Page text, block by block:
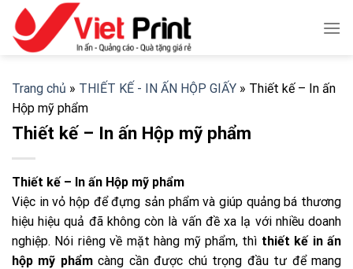
Skip
content
Trang chủ » THIẾT KẾ - IN ẤN HỘP GIẤY » Thiết kế – In ấn
Hộp mỹ phẩm
Thiết kế – In ấn Hộp mỹ phẩm
Thiết kế – In ấn Hộp mỹ phẩm
Việc in vỏ hộp để đựng sản phẩm và giúp quảng bá thương
hiệu hiệu quả đã không còn là vấn đề xa lạ với nhiều doanh
nghiệp. Nói riêng về mặt hàng mỹ phẩm, thì thiết kế in ấn
hộp mỹ phẩmcàng cần được chú trọng đầu tư để mang